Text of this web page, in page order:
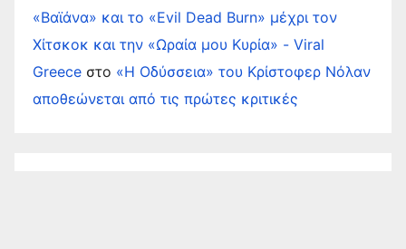
«Βαϊάνα» και το «Evil Dead Burn» μέχρι τον
Χίτσκοκ και την «Ωραία μου Κυρία» - Viral
Greece στο «Η Οδύσσεια» του Κρίστοφερ Νόλαν
αποθεώνεται από τις πρώτες κριτικές